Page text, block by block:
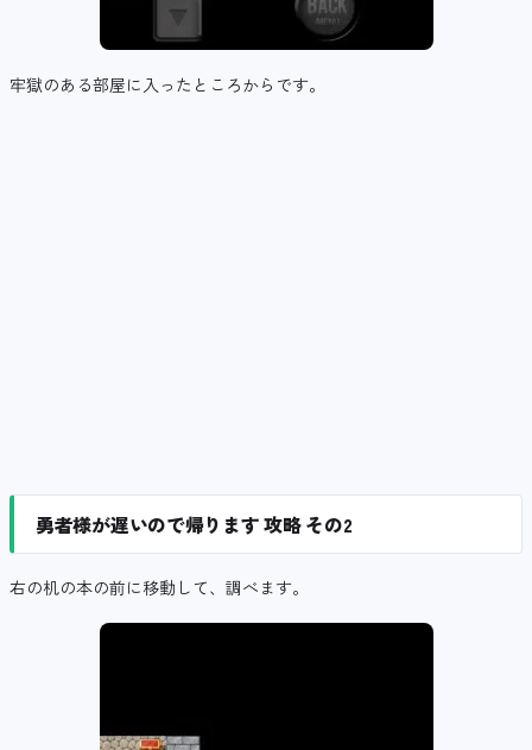
牢獄のある部屋に入ったところからです。
勇者様が遅いので帰ります 攻略 その2
右の机の本の前に移動して、調べます。